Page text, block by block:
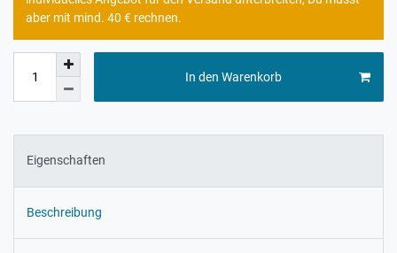
aber mit mind. 40 € rechnen.
In den Warenkorb
Eigenschaften
Beschreibung